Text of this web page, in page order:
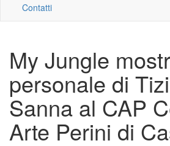
Contatti
My Jungle
personale di
Sanna al CAP
Arte Perini di